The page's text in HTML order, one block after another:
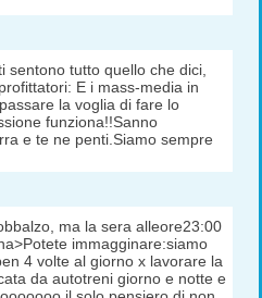
tutto quello che dici,
E i mass-media in
la voglia di fare lo
funziona!!Sanno
e te ne penti.Siamo sempre
ma la sera alleore23:00
immagginare:siamo
4 volte al giorno x lavorare la
da autotreni giorno e notte e